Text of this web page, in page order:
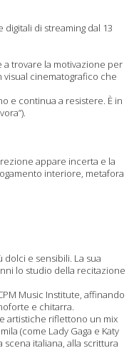
di streaming dal 13
a trovare la motivazione per
cinematografico che
e continua a resistere. È in
appare incerta e la
interiore, metafora
e sensibili. La sua
lo studio della recitazione
Music Institute, affinando
e chitarra.
artistiche riflettono un mix
(come Lady Gaga e Katy
italiana, alla scrittura